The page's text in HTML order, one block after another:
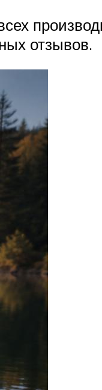
отзывов.